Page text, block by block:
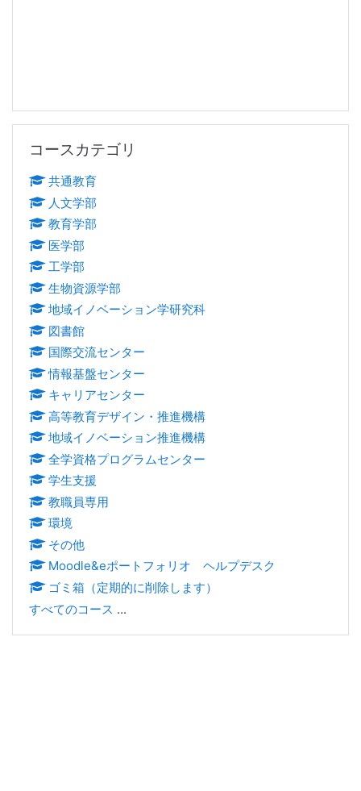
コースカテゴリ
共通教育
人文学部
教育学部
医学部
工学部
生物資源学部
地域イノベーション学研究科
図書館
国際交流センター
情報基盤センター
キャリアセンター
高等教育デザイン・推進機構
地域イノベーション推進機構
全学資格プログラムセンター
学生支援
教職員専用
環境
その他
Moodle&eポートフォリオ ヘルプデスク
ゴミ箱（定期的に削除します）
すべてのコース ...